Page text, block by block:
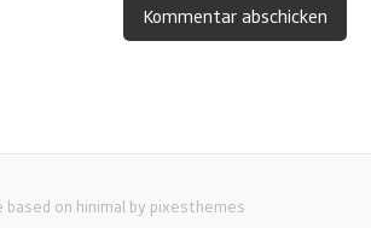
based on hinimal by pixesthemes